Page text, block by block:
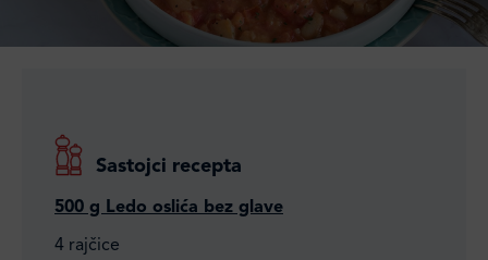
Sastojci recepta
500 g Ledo oslića bez glave
4 rajčice